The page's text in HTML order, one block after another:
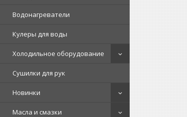
Водонагреватели
Кулеры для воды
Холодильное оборудование
Сушилки для рук
Новинки
Масла и смазки